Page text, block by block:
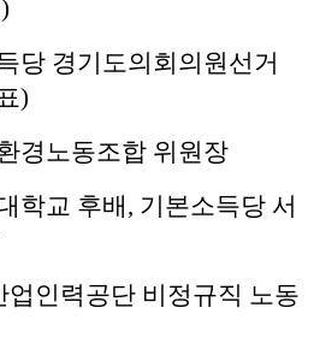
당 경기도의회의원선거
)
경노동조합 위원장
학교 후배, 기본소득당 서
업인력공단 비정규직 노동